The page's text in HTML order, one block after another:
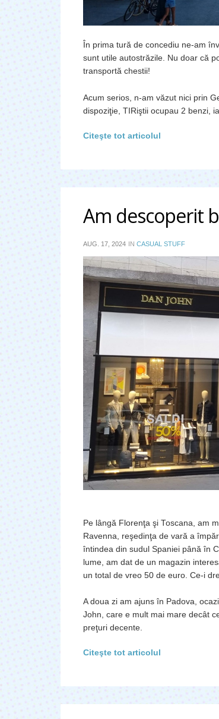
În prima tură de concediu ne-am
sunt utile autostrăzile. Nu doar că
transportă chestii!
Acum serios, n-am văzut nici prin
dispoziţie, TIRiştii ocupau 2 benzi,
Citeşte tot articolul
Am descoperit
AUG. 17, 2024 IN CASUAL STUFF
Pe lângă Florenţa şi Toscana, am
Ravenna, reşedinţa de vară a
întindea din sudul Spaniei până în
lume, am dat de un magazin
un total de vreo 50 de euro. Ce-i
A doua zi am ajuns în Padova,
John, care e mult mai mare decât
preţuri decente.
Citeşte tot articolul